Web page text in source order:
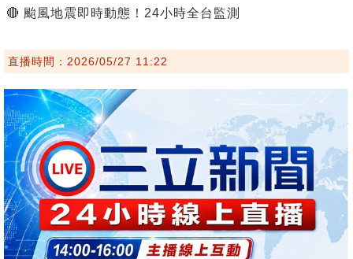
🔴 颱風地震即時動態！24小時全台監測
直播時間：2026/05/27 11:22